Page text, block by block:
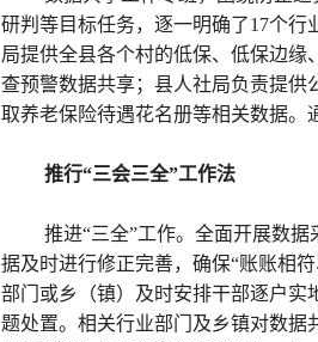
研判等目标任务，逐一明确了17个
局提供全县各个村的低保、低保边
查预警数据共享；县人社局负责提供
取养老保险待遇花名册等相关数据。
推行“三会三全”工作法
推进“三全”工作。全面开展数
据及时进行修正完善，确保“账账相
部门或乡（镇）及时安排干部逐户实
题处置。相关行业部门及乡镇对数据